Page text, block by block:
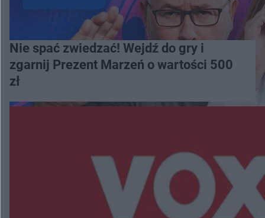
Nie spać zwiedzać! Wejdź do gry i
zgarnij Prezent Marzeń o wartości 500
zł